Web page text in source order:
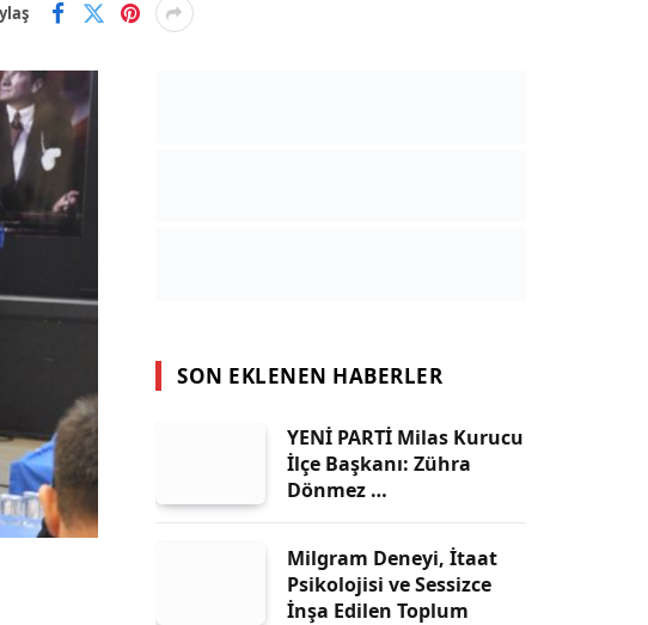
SON EKLENEN HABERLER
YENİ PARTİ Milas Kurucu
İlçe Başkanı: Zühra
Dönmez …
Milgram Deneyi, İtaat
Psikolojisi ve Sessizce
İnşa Edilen Toplum